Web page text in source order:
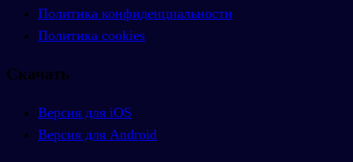
Политика конфиденциальности
Политика cookies
Скачать
Версия для iOS
Версия для Android